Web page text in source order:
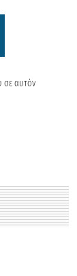
σε αυτόν